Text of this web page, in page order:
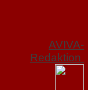
AVIVA-
Redaktion